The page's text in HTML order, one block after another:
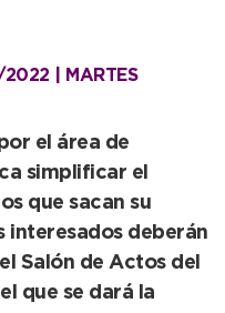
| MARTES
el área de
simplificar el
que sacan su
interesados deberán
Salón de Actos del
que se dará la